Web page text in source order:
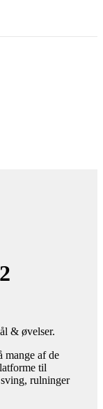
& øvelser.
mange af de
til
rulninger